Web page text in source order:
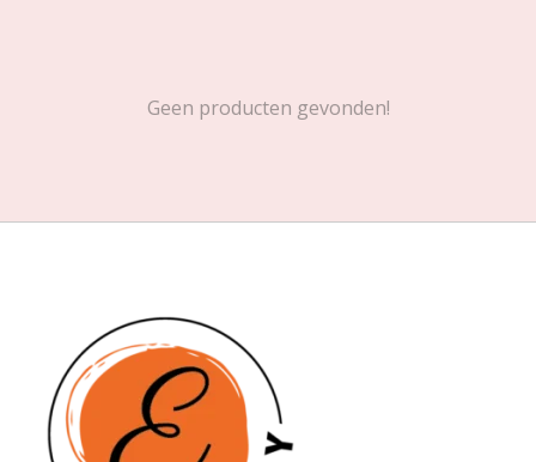
Geen producten gevonden!